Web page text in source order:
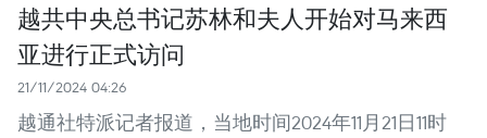
越共中央总书记苏林和夫人开始对马来西
亚进行正式访问
21/11/2024 04:26
越通社特派记者报道，当地时间2024年11月21日11时